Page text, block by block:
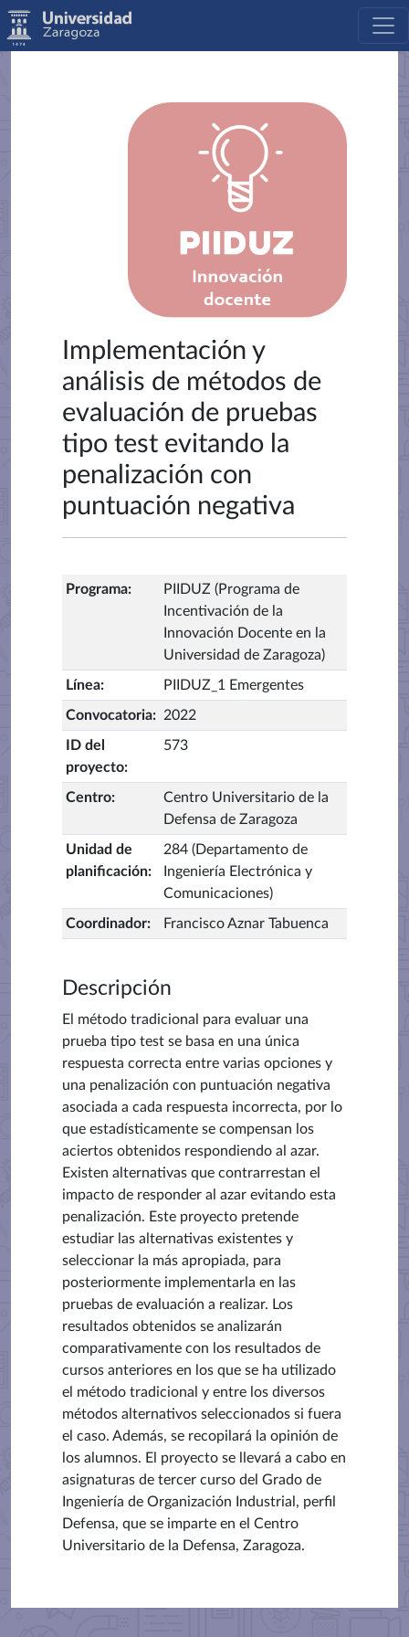
Implementación y
análisis de métodos de
evaluación de pruebas
tipo test evitando la
penalización con
puntuación negativa
Programa:
PIIDUZ (Programa de
Incentivación de la
Innovación Docente en la
Universidad de Zaragoza)
Línea: PIIDUZ_1 Emergentes
Convocatoria: 2022
ID del
proyecto:
573
Centro:
Centro Universitario de la
Defensa de Zaragoza
Unidad de
planificación:
284 (Departamento de
Ingeniería Electrónica y
Comunicaciones)
Coordinador: Francisco Aznar Tabuenca
Descripción
El método tradicional para evaluar una
prueba tipo test se basa en una única
respuesta correcta entre varias opciones y
una penalización con puntuación negativa
asociada a cada respuesta incorrecta, por lo
que estadísticamente se compensan los
aciertos obtenidos respondiendo al azar.
Existen alternativas que contrarrestan el
impacto de responder al azar evitando esta
penalización. Este proyecto pretende
estudiar las alternativas existentes y
seleccionar la más apropiada, para
posteriormente implementarla en las
pruebas de evaluación a realizar. Los
resultados obtenidos se analizarán
comparativamente con los resultados de
cursos anteriores en los que se ha utilizado
el método tradicional y entre los diversos
métodos alternativos seleccionados si fuera
el caso. Además, se recopilará la opinión de
los alumnos. El proyecto se llevará a cabo en
asignaturas de tercer curso del Grado de
Ingeniería de Organización Industrial, perfil
Defensa, que se imparte en el Centro
Universitario de la Defensa, Zaragoza.